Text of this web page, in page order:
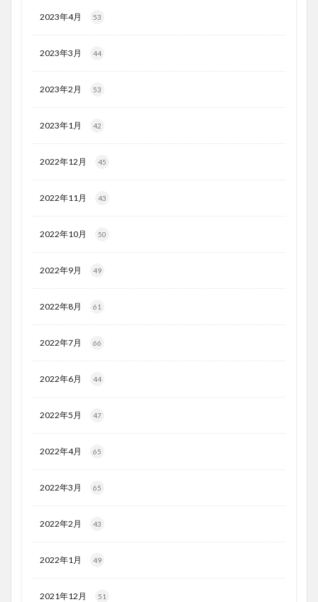
2023年4月 53
2023年3月 44
2023年2月 53
2023年1月 42
2022年12月 45
2022年11月 43
2022年10月 50
2022年9月 49
2022年8月 61
2022年7月 66
2022年6月 44
2022年5月 47
2022年4月 65
2022年3月 65
2022年2月 43
2022年1月 49
2021年12月 51